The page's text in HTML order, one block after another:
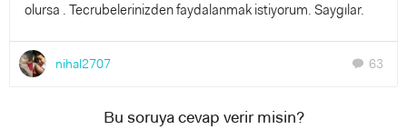
olursa . Tecrubelerinizden faydalanmak istiyorum. Saygılar.
nihal2707 chat 63
Bu soruya cevap verir misin?